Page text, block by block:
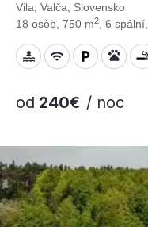
Vila, Valča, Slovensko
18 osôb, 750 m2 , 6
od 240€ / noc